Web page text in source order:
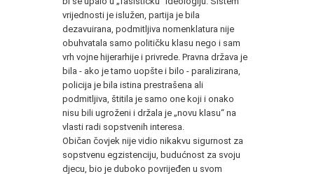
vrijednosti je islužen, partija je bila
dezavuirana, podmitljiva nomenklatura nije
obuhvatala samo političku klasu nego i sam
vrh vojne hijerarhije i privrede. Pravna država je
bila - ako je tamo uopšte i bilo - paralizirana,
policija je bila istina prestrašena ali
podmitljiva, štitila je samo one koji i onako
nisu bili ugroženi i držala je „novu klasu“ na
vlasti radi sopstvenih interesa.
Običan čovjek nije vidio nikakvu sigurnost za
sopstvenu egzistenciju, budućnost za svoju
djecu, bio je duboko povrijeđen u svom